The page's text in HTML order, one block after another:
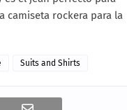
camiseta rockera para la
Suits and Shirts